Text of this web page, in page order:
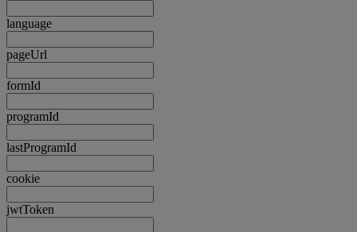
language
pageUrl
formId
programId
lastProgramId
cookie
jwtToken